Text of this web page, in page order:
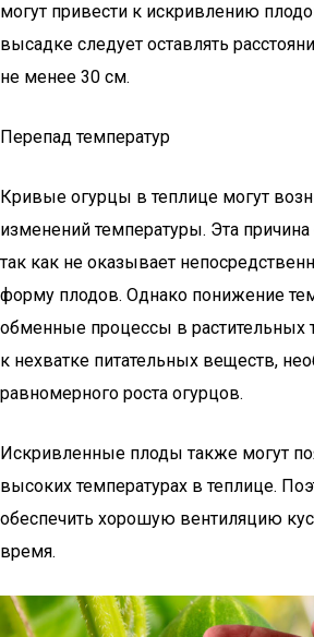
могут привести к искривлению
высадке следует оставлять
не менее 30 см.
Перепад температур
Кривые огурцы в теплице могут
изменений температуры. Эта причина
так как не оказывает
форму плодов. Однако понижение
обменные процессы в растительных
к нехватке питательных веществ,
равномерного роста огурцов.
Искривленные плоды также могут
высоких температурах в теплице.
обеспечить хорошую вентиляцию
время.